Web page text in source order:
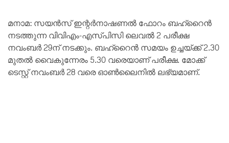
മനാമ: സയന്‍സ് ഇന്റര്‍നാഷണല്‍ ഫോറം ബഹ്‌റൈന്‍
നടത്തുന്ന വിവിഎം-എസ്പിസി ലെവല്‍ 2 പരീക്ഷ
നവംബര്‍ 29ന് നടക്കും. ബഹ്‌റൈന്‍ സമയം ഉച്ചയ്ക്ക് 2.30
മുതല്‍ വൈകുന്നേരം 5.30 വരെയാണ് പരീക്ഷ. മോക്ക്
ടെസ്റ്റ് നവംബര്‍ 28 വരെ ഓണ്‍ലൈനില്‍ ലഭ്യമാണ്.